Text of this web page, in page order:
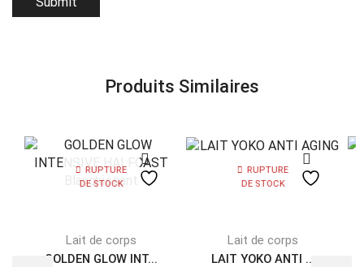
Produits Similaires
RUPTURE
DE STOCK
Lait de corps
GOLDEN GLOW INT...
RUPTURE
DE STOCK
Lait de corps
LAIT YOKO ANTI ...